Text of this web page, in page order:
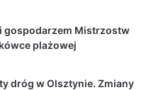
gospodarzem Mistrzostw
plażowej
dróg w Olsztynie. Zmiany